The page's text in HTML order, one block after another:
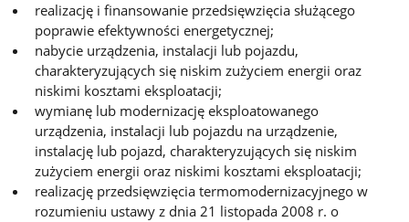
realizację i finansowanie przedsięwzięcia służącego
poprawie efektywności energetycznej;
nabycie urządzenia, instalacji lub pojazdu,
charakteryzujących się niskim zużyciem energii oraz
niskimi kosztami eksploatacji;
wymianę lub modernizację eksploatowanego
urządzenia, instalacji lub pojazdu na urządzenie,
instalację lub pojazd, charakteryzujących się niskim
zużyciem energii oraz niskimi kosztami eksploatacji;
realizację przedsięwzięcia termomodernizacyjnego w
rozumieniu ustawy z dnia 21 listopada 2008 r. o